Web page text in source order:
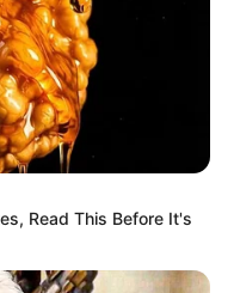
18:30 WIB
Read This Before It's